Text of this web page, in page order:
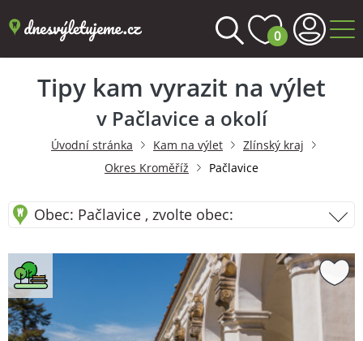
0
Tipy kam vyrazit na výlet
v Pačlavice a okolí
Úvodní stránka Kam na výlet
Zlínský kraj
Okres Kroměříž
Pačlavice
Obec: Pačlavice , zvolte obec: